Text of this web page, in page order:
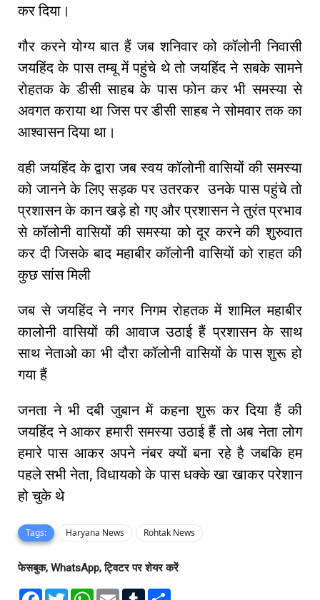
कर दिया।
गौर करने योग्य बात हैं जब शनिवार को कॉलोनी निवासी
जयहिंद के पास तम्बू में पहुंचे थे तो जयहिंद ने सबके सामने
रोहतक के डीसी साहब के पास फोन कर भी समस्या से
अवगत कराया था जिस पर डीसी साहब ने सोमवार तक का
आश्वासन दिया था।
वही जयहिंद के द्वारा जब स्वय कॉलोनी वासियों की समस्या
को जानने के लिए सड़क पर उतरकर उनके पास पहुंचे तो
प्रशासन के कान खड़े हो गए और प्रशासन ने तुरंत प्रभाव
से कॉलोनी वासियों की समस्या को दूर करने की शुरुवात
कर दी जिसके बाद महाबीर कॉलोनी वासियों को राहत की
कुछ सांस मिली
जब से जयहिंद ने नगर निगम रोहतक में शामिल महाबीर
कालोनी वासियों की आवाज उठाई हैं प्रशासन के साथ
साथ नेताओ का भी दौरा कॉलोनी वासियों के पास शुरू हो
गया हैं
जनता ने भी दबी जुबान में कहना शुरू कर दिया हैं की
जयहिंद ने आकर हमारी समस्या उठाई हैं तो अब नेता लोग
हमारे पास आकर अपने नंबर क्यों बना रहे है जबकि हम
पहले सभी नेता, विधायको के पास धक्के खा खाकर परेशान
हो चुके थे
Tags: Haryana News Rohtak News
फेसबुक, WhatsApp, ट्विटर पर शेयर करें
F
T
W
E
T